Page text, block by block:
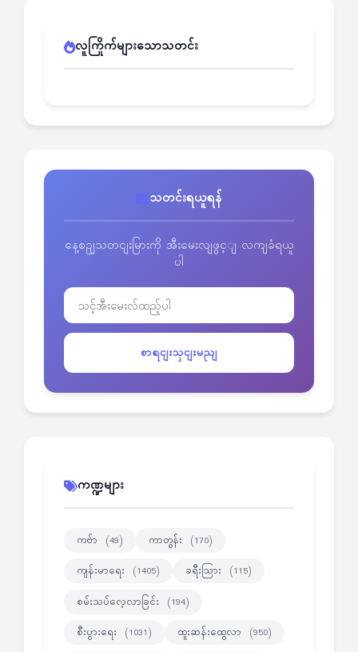
လူကြိုက်များသောသတင်း
သတင်းရယူရန်
နေ့စဥျသတငျးမြားကို အီးမေးလျဖွင့ျ လကျခံရယူ
ပါ
စာရငျးသှငျးမညျ
ကဏ္ဍများ
ကဗ်ာ (49) ကာတွန်း (170)
ကျန်းမာရေး (1405) ခရီးသြား (115)
စမ်းသပ်လေ့လာခြင်း (194)
စီးပွားရေး (1031) ထူးဆန်းထွေလာ (950)